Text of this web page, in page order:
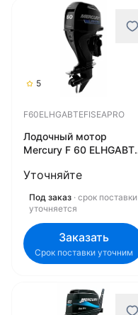
5
F60ELHGABTEFISEAPRO
Лодочный мотор
Mercury F 60 ELHGABT
F60ELHGABTEFISEAPRO
Уточняйте
Под заказ · срок поставки
уточняется
Заказать
Срок поставки уточним